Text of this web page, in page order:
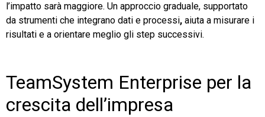
l’impatto sarà maggiore. Un approccio graduale, supportato
da strumenti che integrano dati e processi, aiuta a misurare i
risultati e a orientare meglio gli step successivi.
TeamSystem Enterprise per la
crescita dell’impresa